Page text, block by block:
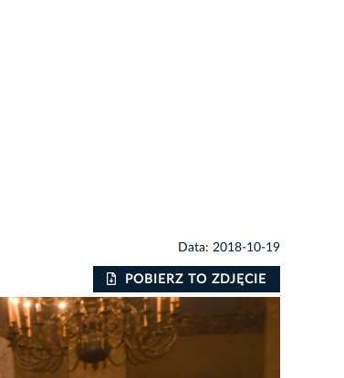
Data: 2018-10-19
POBIERZ TO ZDJĘCIE